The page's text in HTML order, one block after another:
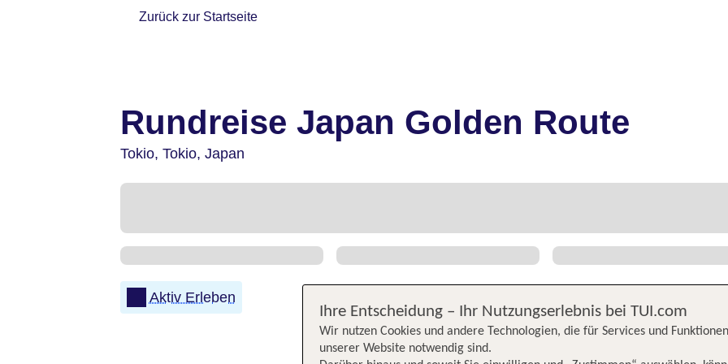
Zurück zur Startseite
Rundreise Japan Golden Route
Tokio, Tokio, Japan
Aktiv Erleben
Ihre Entscheidung – Ihr Nutzungserlebnis bei TUI.com
Wir nutzen Cookies und andere Technologien, die für Services und
unserer Website notwendig sind.